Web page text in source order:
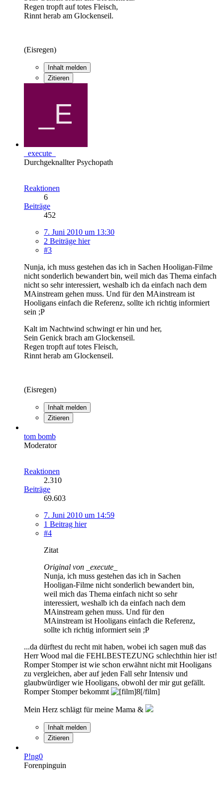
Regen tropft auf totes Fleisch,
Rinnt herab am Glockenseil.
(Eisregen)
Inhalt melden
Zitieren
_execute_
Durchgeknallter Psychopath
Reaktionen
6
Beiträge
452
7. Juni 2010 um 13:30
2 Beiträge hier
#3
Nunja, ich muss gestehen das ich in Sachen Hooligan-Filme
nicht sonderlich bewandert bin, weil mich das Thema einfach
nicht so sehr interessiert, weshalb ich da einfach nach dem
MAinstream gehen muss. Und für den MAinstream ist
Hooligans einfach die Referenz, sollte ich richtig informiert
sein ;P
Kalt im Nachtwind schwingt er hin und her,
Sein Genick brach am Glockenseil.
Regen tropft auf totes Fleisch,
Rinnt herab am Glockenseil.
(Eisregen)
Inhalt melden
Zitieren
tom bomb
Moderator
Reaktionen
2.310
Beiträge
69.603
7. Juni 2010 um 14:59
1 Beitrag hier
#4
Zitat
Original von _execute_
Nunja, ich muss gestehen das ich in Sachen
Hooligan-Filme nicht sonderlich bewandert bin,
weil mich das Thema einfach nicht so sehr
interessiert, weshalb ich da einfach nach dem
MAinstream gehen muss. Und für den
MAinstream ist Hooligans einfach die Referenz,
sollte ich richtig informiert sein ;P
...da dürftest du recht mit haben, wobei ich sagen muß das
Herr Wood mal die FEHLBESTEZUNG schlechthin hier ist!
Romper Stomper ist wie schon erwähnt nicht mit Hooligans
zu vergleichen, aber auf jeden Fall sehr Intensiv und
glaubwürdiger wie Hooligans, obwohl der mir gut gefällt.
Romper Stomper bekommt
Mein Herz schlägt für meine Mama &
Inhalt melden
Zitieren
P!ng0
Forenpinguin